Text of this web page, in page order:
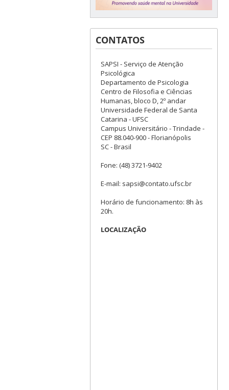
CONTATOS
SAPSI - Serviço de Atenção
Psicológica
Departamento de Psicologia
Centro de Filosofia e Ciências
Humanas, bloco D, 2º andar
Universidade Federal de Santa
Catarina - UFSC
Campus Universitário - Trindade -
CEP 88.040-900 - Florianópolis
SC - Brasil
Fone: (48) 3721-9402
E-mail: sapsi@contato.ufsc.br
Horário de funcionamento: 8h às
20h.
LOCALIZAÇÃO